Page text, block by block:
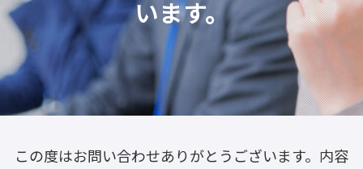
います。
この度はお問い合わせありがとうございます。内容